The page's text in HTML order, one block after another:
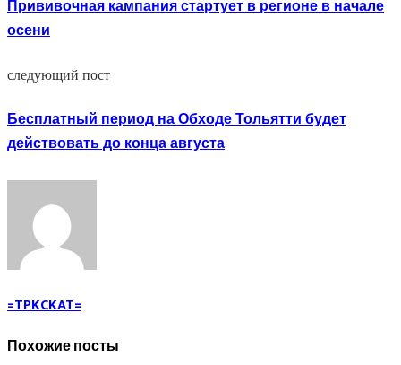
Прививочная кампания стартует в регионе в начале
осени
следующий пост
Бесплатный период на Обходе Тольятти будет
действовать до конца августа
=TPKCKAT=
Похожие посты